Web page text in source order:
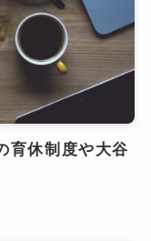
育休制度や大谷